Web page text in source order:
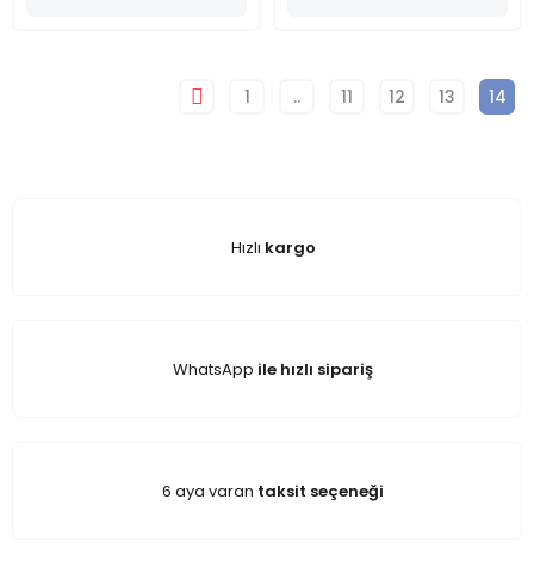
1 .. 11 12 13 14
Hızlı kargo
WhatsApp ile hızlı sipariş
6 aya varan taksit seçeneği